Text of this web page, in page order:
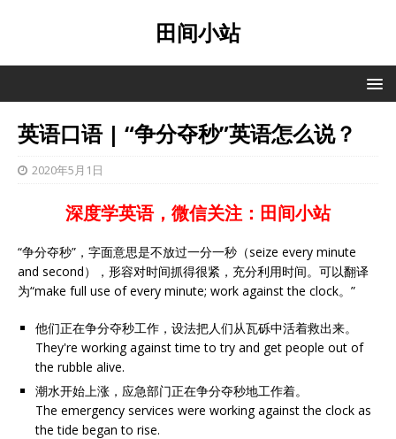
田间小站
英语口语 | “争分夺秒”英语怎么说？
2020年5月1日
深度学英语，微信关注：田间小站
“争分夺秒”，字面意思是不放过一分一秒（seize every minute
and second），形容对时间抓得很紧，充分利用时间。可以翻译
为“make full use of every minute; work against the clock。”
他们正在争分夺秒工作，设法把人们从瓦砾中活着救出来。
They're working against time to try and get people out of
the rubble alive.
潮水开始上涨，应急部门正在争分夺秒地工作着。
The emergency services were working against the clock as
the tide began to rise.